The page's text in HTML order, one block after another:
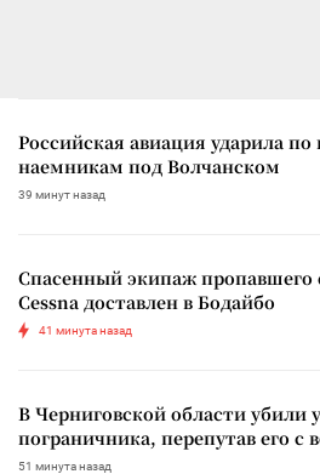
Российская авиация ударила
наемникам под Волчанском
39 минут назад
Спасенный экипаж пропавшего
Cessna доставлен в Бодайбо
41 минута назад
В Черниговской области убили
пограничника, перепутав его с
51 минута назад